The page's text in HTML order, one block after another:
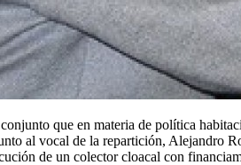
que en materia de política
al vocal de la repartición, Alejandro
de un colector cloacal con